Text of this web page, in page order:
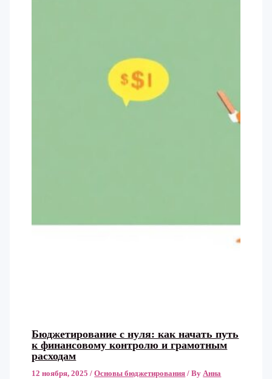
Бюджетирование с нуля: как начать путь
к финансовому контролю и грамотным
расходам
12 ноября, 2025/Основы бюджетирования / ByАнна